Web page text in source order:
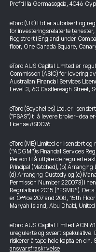
Profiti Ilia Germasogeia, 4046
eToro (UK) Ltd er autorisert og
for investeringsrelaterte
Registrert i England under
floor, One Canada Square,
eToro AUS Capital Limited er
Commission (ASIC) for levering
Australian Financial Services
Level 3, 60 Castlereagh Street,
eToro (Seychelles) Ltd. er
("FSAS") til å levere broker-
License #SD076
eToro (ME) Limited er lisensiert
(“ADGM”)s Financial Services
Person til å utføre de regulerte
Principal (Matched), (b)
(d) Arranging Custody og (e)
Permission Number 220073) i
Regulations 2015 (“FSMR”).
er Office 207 and 208, 15th
Maryah Island, Abu Dhabi,
eToro AUS Capital Limited ACN
uregulerte og svært spekulative.
risikerer å tape hele kapitalen din.
ansvarsfraskrivelse